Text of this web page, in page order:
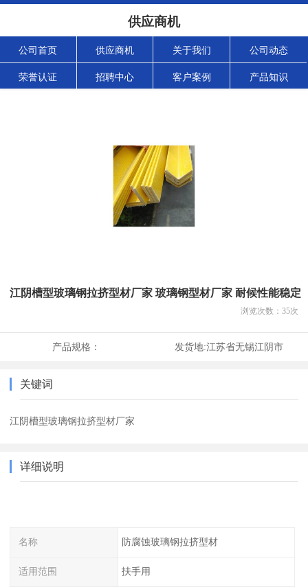
供应商机
公司首页 供应商机 关于我们 公司动态
荣誉认证 招聘中心 客户案例 产品知识
江阴槽型玻璃钢拉挤型材厂家 玻璃钢型材厂家 耐候性能稳定
浏览次数： 35次
产品规格： 发货地:江苏省无锡江阴市
关键词
江阴槽型玻璃钢拉挤型材厂家
详细说明
名称 防腐蚀玻璃钢拉挤型材
适用范围 扶手用